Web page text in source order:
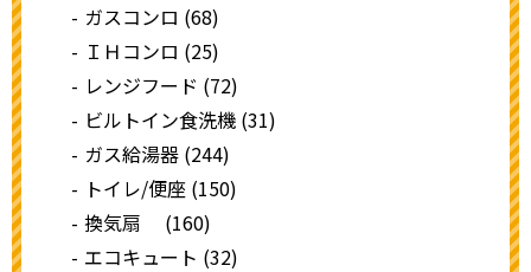
ガスコンロ (68)
ＩＨコンロ (25)
レンジフード (72)
ビルトイン食洗機 (31)
ガス給湯器 (244)
トイレ/便座 (150)
換気扇 (160)
エコキュート (32)